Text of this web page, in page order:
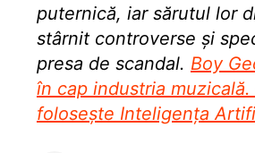
puternică, iar sărutul lor
stârnit controverse și
presa de scandal. Boy
în cap industria muzicală.
folosește Inteligența